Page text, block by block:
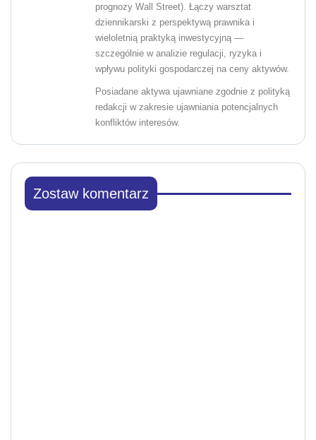
prognozy Wall Street). Łączy warsztat
dziennikarski z perspektywą prawnika i
wieloletnią praktyką inwestycyjną —
szczególnie w analizie regulacji, ryzyka i
wpływu polityki gospodarczej na ceny aktywów.
Posiadane aktywa ujawniane zgodnie z polityką
redakcji w zakresie ujawniania potencjalnych
konfliktów interesów.
Zostaw komentarz